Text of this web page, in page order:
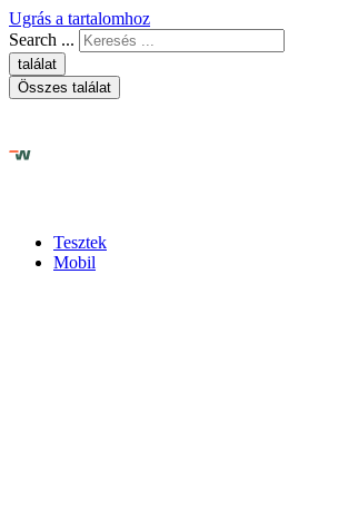
Ugrás a tartalomhoz
Search ...
találat
Összes találat
Tesztek
Mobil